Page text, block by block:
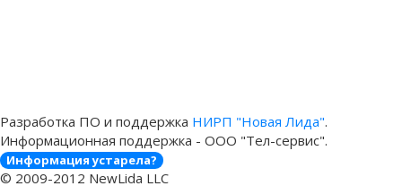
Разработка ПО и поддержка НИРП "Новая Лида".
Информационная поддержка - ООО "Тел-сервис".
Информация устарела?
© 2009-2012 NewLida LLC